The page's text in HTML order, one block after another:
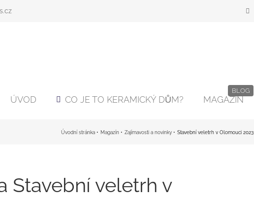
ÚVOD CO JE TO KERAMICKÝ DŮM? MAGAZÍN
BLOG
Úvodní stránka Magazín Zajímavosti a novinky Stavební veletrh v Olomouci 2023
Stavební veletrh v